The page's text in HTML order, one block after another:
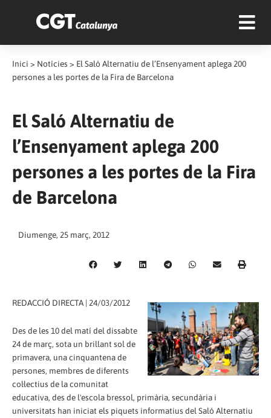
Inici > Notícies > El Saló Alternatiu de l’Ensenyament aplega 200
persones a les portes de la Fira de Barcelona
El Saló Alternatiu de
l’Ensenyament aplega 200
persones a les portes de la Fira
de Barcelona
Diumenge, 25 març, 2012
REDACCIÓ DIRECTA | 24/03/2012
Des de les 10 del matí del dissabte
24 de març, sota un brillant sol de
primavera, una cinquantena de
persones, membres de diferents
col·lectius de la comunitat
educativa, des de l'escola bressol, primària, secundària i
universitats han iniciat els piquets informatius del Saló Alternatiu